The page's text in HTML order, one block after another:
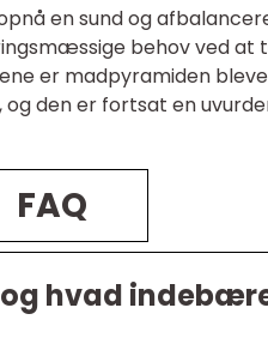
en sund og
behov ved at
er madpyramiden
den er fortsat en
FAQ
hvad